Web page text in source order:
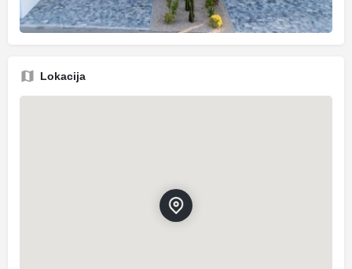
Lokacija